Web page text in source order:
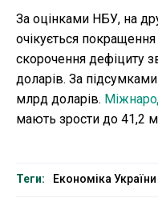
За оцінками НБУ, на
очікується покращення
скорочення дефіциту
доларів. За
млрд доларів.
мають зрости до 41,2
Теги: Економіка України